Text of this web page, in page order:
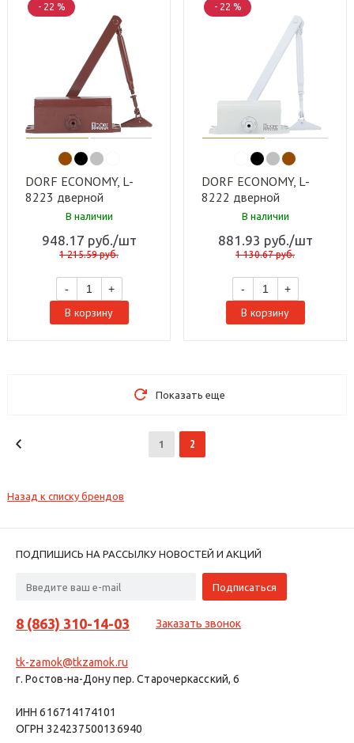
- 22 %
DORF ECONOMY, L-
8223 дверной
доводчик, 80 кг,
(1к-1шт) ECO
В наличии
948.17 руб. /шт
1 215.59руб.
- +
В корзину
- 22 %
DORF ECONOMY, L-
8222 дверной
доводчик, 45 кг,
В наличии
881.93 руб. /шт
1 130.67руб.
- +
В корзину
Показать еще
1 2
Назад к списку брендов
ПОДПИШИСЬ НА РАССЫЛКУ НОВОСТЕЙ И АКЦИЙ
8 (863) 310-14-03 Заказать звонок
tk-zamok@tkzamok.ru
г. Ростов-на-Дону пер. Старочеркасский, 6
ИНН 616714174101
ОГРН 324237500136940